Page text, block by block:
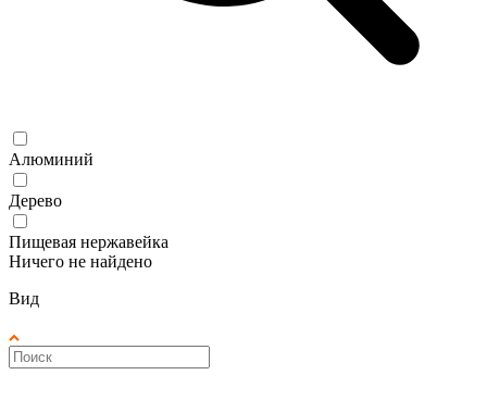
Алюминий
Дерево
Пищевая нержавейка
Ничего не найдено
Вид